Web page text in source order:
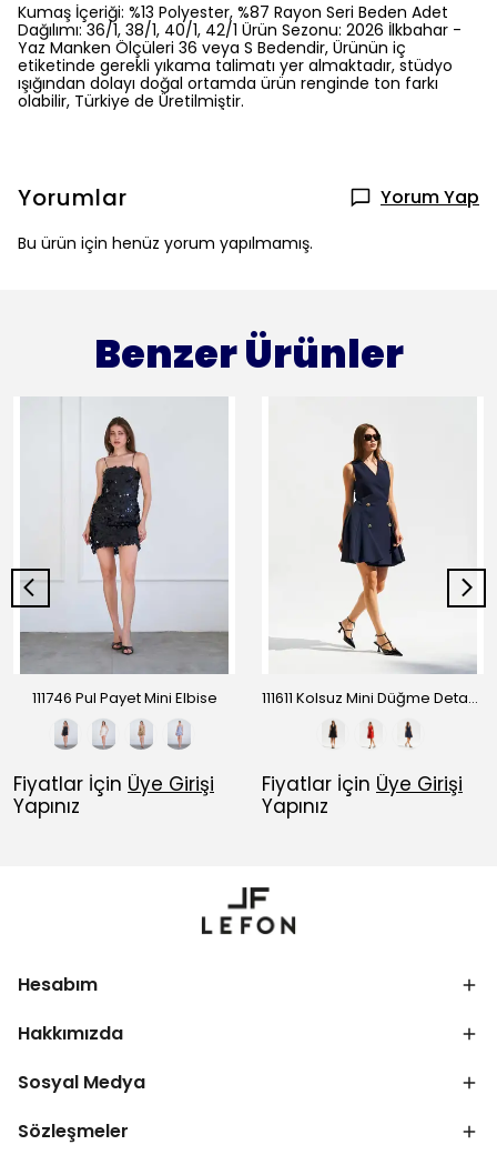
Kumaş İçeriği: %13 Polyester, %87 Rayon Seri Beden Adet
Dağılımı: 36/1, 38/1, 40/1, 42/1 Ürün Sezonu: 2026 İlkbahar -
Yaz Manken Ölçüleri 36 veya S Bedendir, Ürünün iç
etiketinde gerekli yıkama talimatı yer almaktadır, stüdyo
ışığından dolayı doğal ortamda ürün renginde ton farkı
olabilir, Türkiye de Üretilmiştir.
Yorumlar Yorum Yap
Bu ürün için henüz yorum yapılmamış.
Benzer Ürünler
111746 Pul Payet Mini Elbise
Fiyatlar İçin Üye Girişi
Yapınız
111611 Kolsuz Mini Düğme Detaylı Elbise
Fiyatlar İçin Üye Girişi
Yapınız
Hesabım
Hakkımızda
Sosyal Medya
Sözleşmeler